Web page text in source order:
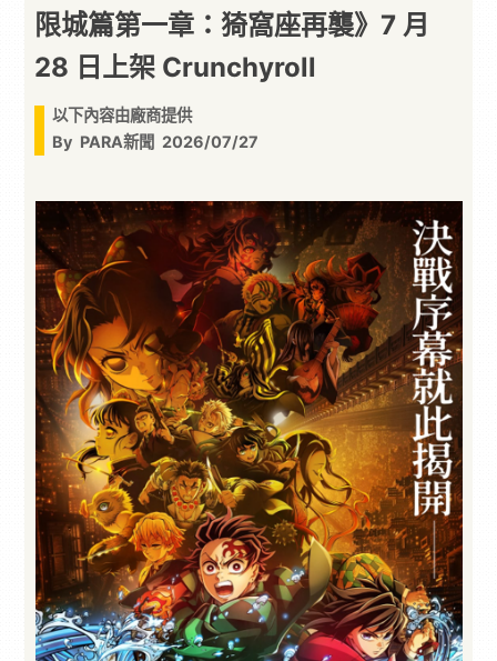
限城篇第一章：猗窩座再襲》7 月
28 日上架 Crunchyroll
以下內容由廠商提供
By PARA新聞 2026/07/27